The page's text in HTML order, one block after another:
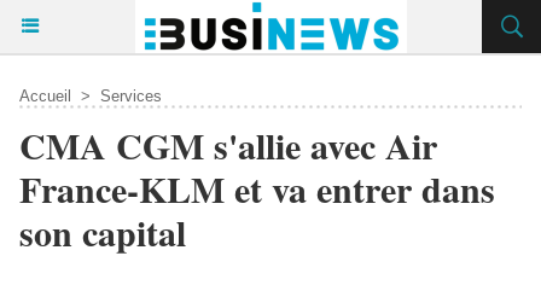
Accueil > Services
CMA CGM s'allie avec Air
France-KLM et va entrer dans
son capital